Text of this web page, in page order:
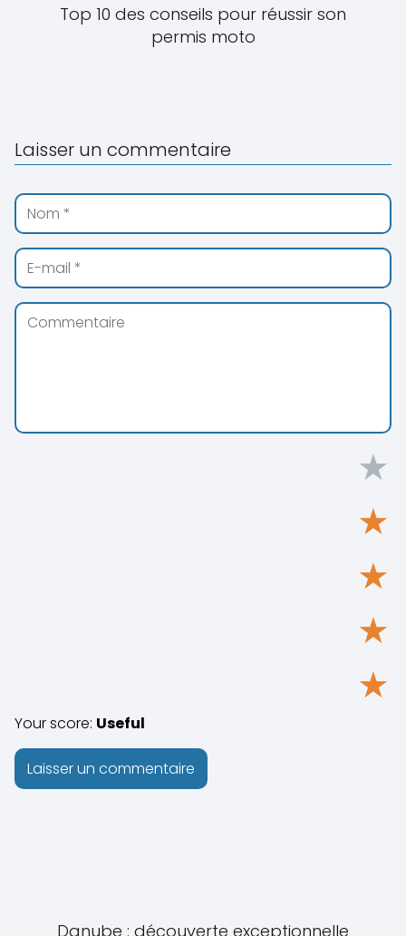
Top 10 des conseils pour réussir son
permis moto
Laisser un commentaire
★
★
★
★
★
Your score: Useful
Danube : découverte exceptionnelle